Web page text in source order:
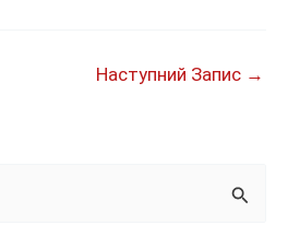
Наступний Запис →